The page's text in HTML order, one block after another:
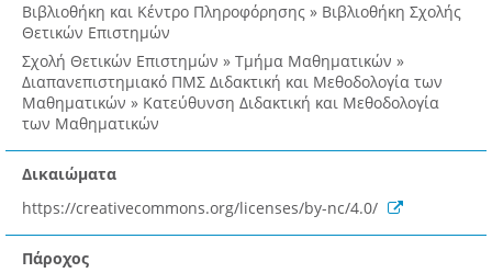
Βιβλιοθήκη και Κέντρο Πληροφόρησης » Βιβλιοθήκη Σχολής
Θετικών Επιστημών
Σχολή Θετικών Επιστημών » Τμήμα Μαθηματικών »
Διαπανεπιστημιακό ΠΜΣ Διδακτική και Μεθοδολογία των
Μαθηματικών » Κατεύθυνση Διδακτική και Μεθοδολογία
των Μαθηματικών
Δικαιώματα
https://creativecommons.org/licenses/by-nc/4.0/
Πάροχος